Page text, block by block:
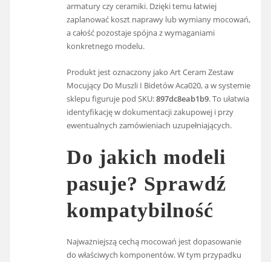
armatury czy ceramiki. Dzięki temu łatwiej
zaplanować koszt naprawy lub wymiany mocowań,
a całość pozostaje spójna z wymaganiami
konkretnego modelu.
Produkt jest oznaczony jako Art Ceram Zestaw
Mocujący Do Muszli I Bidetów Aca020, a w systemie
sklepu figuruje pod SKU:897dc8eab1b9. To ułatwia
identyfikację w dokumentacji zakupowej i przy
ewentualnych zamówieniach uzupełniających.
Do jakich modeli
pasuje? Sprawdź
kompatybilność
Najważniejszą cechą mocowań jest dopasowanie
do właściwych komponentów. W tym przypadku